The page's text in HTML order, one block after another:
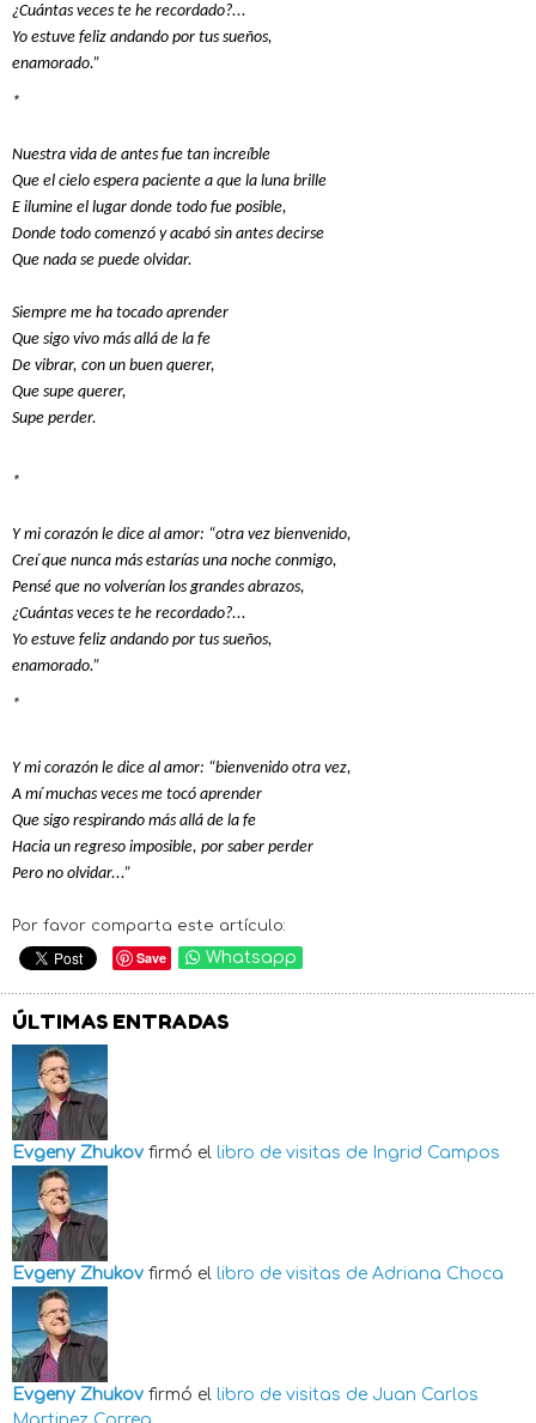
¿Cuántas veces te he recordado?...
Yo estuve feliz andando por tus sueños,
enamorado.”
*
Nuestra vida de antes fue tan increíble
Que el cielo espera paciente a que la luna brille
E ilumine el lugar donde todo fue posible,
Donde todo comenzó y acabó sin antes decirse
Que nada se puede olvidar.
Siempre me ha tocado aprender
Que sigo vivo más allá de la fe
De vibrar, con un buen querer,
Que supe querer,
Supe perder.
*
Y mi corazón le dice al amor: “otra vez bienvenido,
Creí que nunca más estarías una noche conmigo,
Pensé que no volverían los grandes abrazos,
¿Cuántas veces te he recordado?...
Yo estuve feliz andando por tus sueños,
enamorado.”
*
Y mi corazón le dice al amor: “bienvenido otra vez,
A mí muchas veces me tocó aprender
Que sigo respirando más allá de la fe
Hacia un regreso imposible, por saber perder
Pero no olvidar...”
Por favor comparta este artículo:
Save Whatsapp
ÚLTIMAS ENTRADAS
Evgeny Zhukov firmó el libro de visitas de Ingrid Campos
Evgeny Zhukov firmó el libro de visitas de Adriana Choca
Evgeny Zhukov firmó el libro de visitas de Juan Carlos